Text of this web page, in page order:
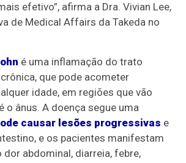
efetivo”, afirma a Dra. Vivian Lee,
de Medical Affairs da Takeda no
é uma inflamação do trato
que pode acometer
idade, em regiões que vão
o ânus. A doença segue uma
causar lesões progressivas e
e os pacientes manifestam
dor abdominal, diarreia, febre,